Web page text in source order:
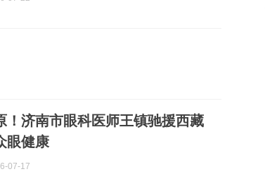
！济南市眼科医师王镇驰援西藏
眼健康
07-17